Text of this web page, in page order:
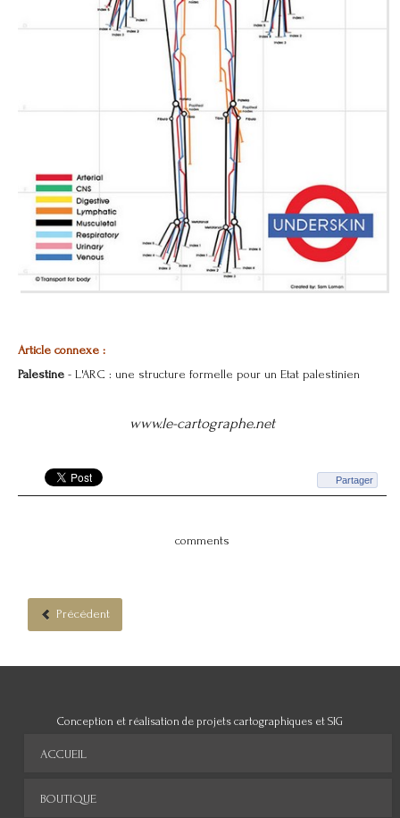
Article connexe :
Palestine - L'ARC : une structure formelle pour un Etat palestinien
www.le-cartographe.net
Partager
comments
Précédent
Conception et réalisation de projets cartographiques et SIG
ACCUEIL
BOUTIQUE